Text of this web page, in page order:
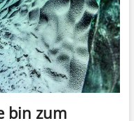
bin zum